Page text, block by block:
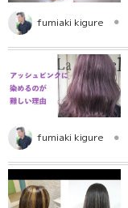
fumiaki kigure
fumiaki kigure